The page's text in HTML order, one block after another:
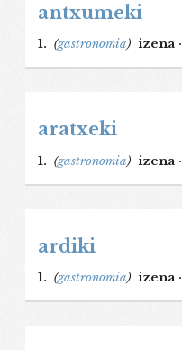
antxumeki
1. (gastronomia) izena ·
aratxeki
1. (gastronomia) izena ·
ardiki
1. (gastronomia) izena ·